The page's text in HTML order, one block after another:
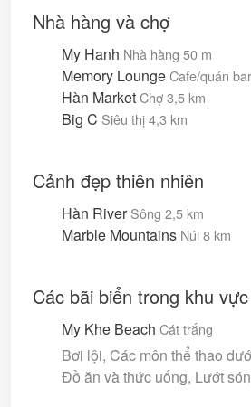
Nhà hàng và chợ
My Hanh Nhà hàng 50 m
Memory LoungeCafe/quán bar
Hàn MarketChợ3,5 km
Big C Siêu thị4,3 km
Cảnh đẹp thiên nhiên
Hàn RiverSông 2,5 km
Marble Mountains Núi8 km
Các bãi biển trong khu vực
My Khe Beach Cát trắng
Bơi lội, Các môn thể thao
Đồ ăn và thức uống, Lướt